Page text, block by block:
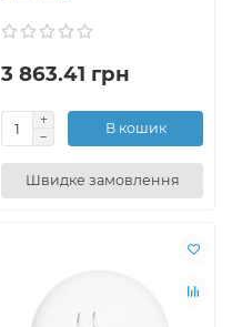
3 863.41 грн
В кошик
Швидке замовлення